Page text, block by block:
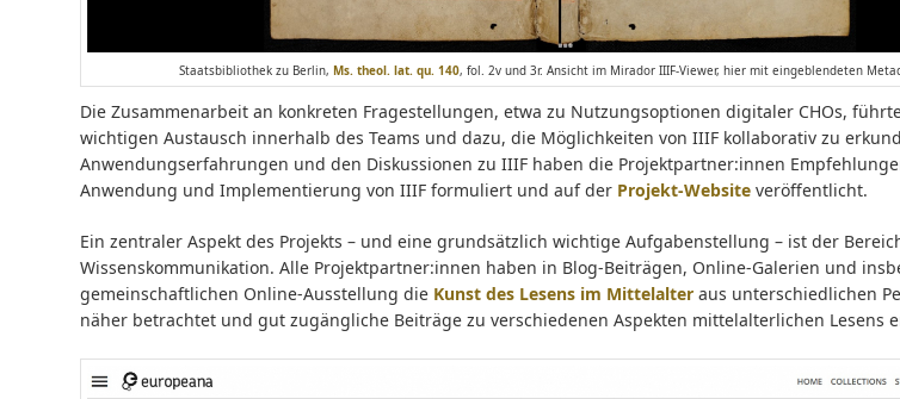
Staatsbibliothek zu Berlin, Ms. theol. lat. qu. 140, fol. 2v und 3r. Ansicht im Mirador IIIF-Viewer, hier mit eingeblendeten
Die Zusammenarbeit an konkreten Fragestellungen, etwa zu Nutzungsoptionen digitaler CHOs,
wichtigen Austausch innerhalb des Teams und dazu, die Möglichkeiten von IIIF kollaborativ zu
Anwendungserfahrungen und den Diskussionen zu IIIF haben die Projektpartner:innen
Anwendung und Implementierung von IIIF formuliert und auf der Projekt-Website veröffentlicht.
Ein zentraler Aspekt des Projekts – und eine grundsätzlich wichtige Aufgabenstellung – ist der
Wissenskommunikation. Alle Projektpartner:innen haben in Blog-Beiträgen, Online-Galerien und
gemeinschaftlichen Online-Ausstellung die Kunst des Lesens im Mittelalter aus unterschiedlichen
näher betrachtet und gut zugängliche Beiträge zu verschiedenen Aspekten mittelalterlichen Lesens